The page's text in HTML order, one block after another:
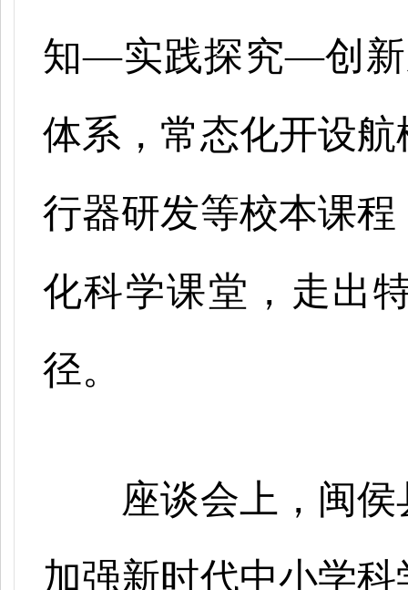
知—实践探究—创新
体系，常态化开设
行器研发等校本课
化科学课堂，走出
径。
座谈会上，闽
加强新时代中小学